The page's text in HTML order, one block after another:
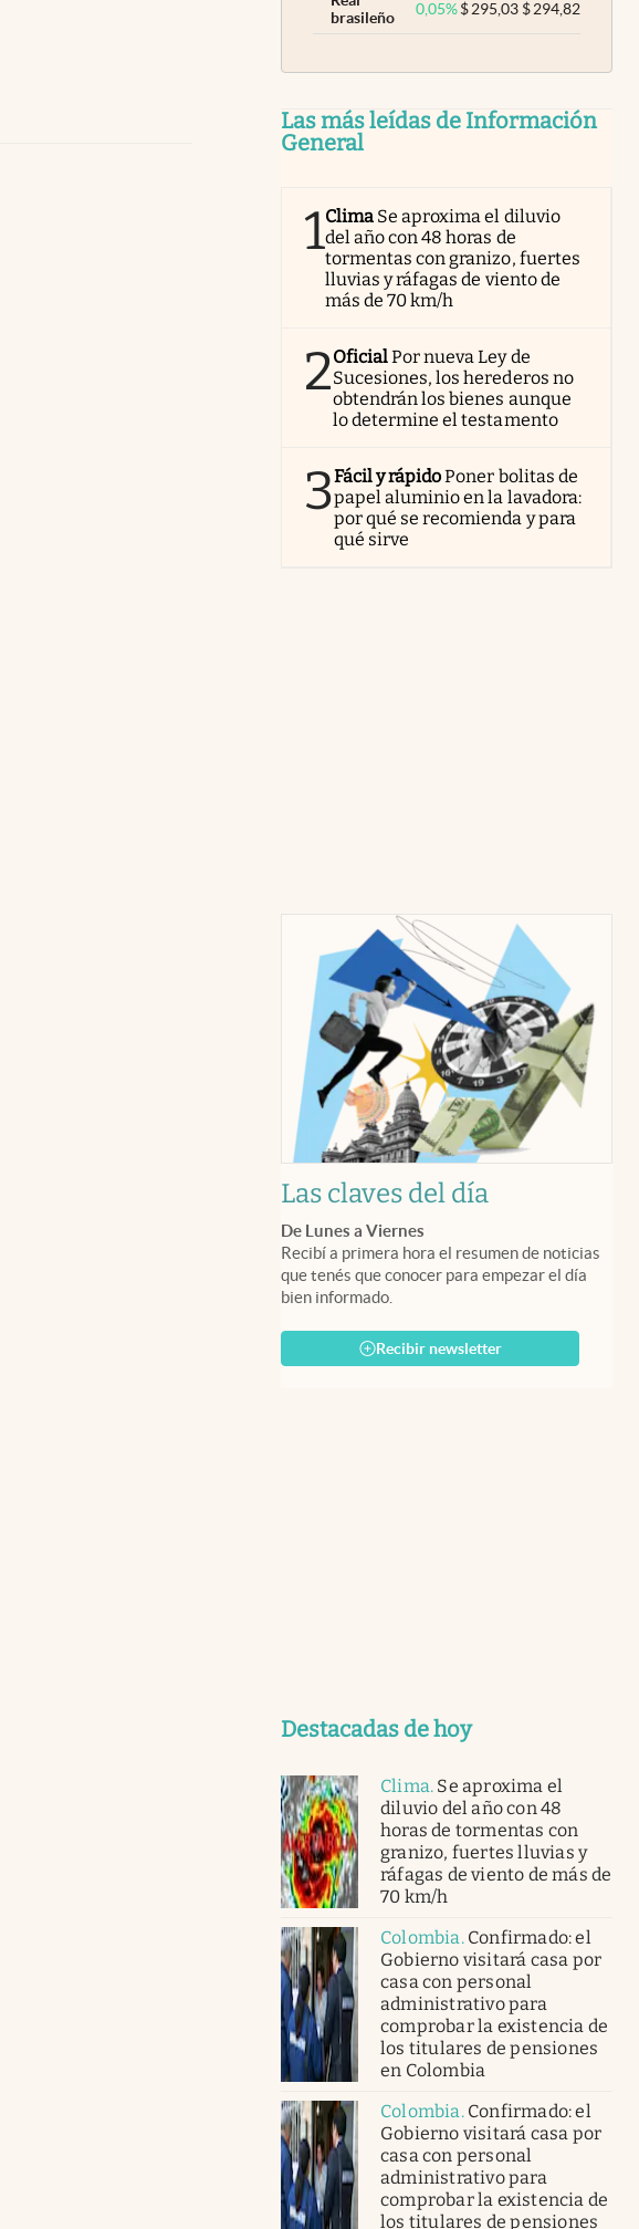
brasileño
0,05% $295,03 $294,82
Las más leídas de Información
General
1Clima Se aproxima el diluvio
del año con 48 horas de
tormentas con granizo, fuertes
lluvias y ráfagas de viento de
más de 70 km/h
2OficialPor nueva Ley de
Sucesiones, los herederos no
obtendrán los bienes aunque
lo determine el testamento
3Fácil y rápidoPoner bolitas de
papel aluminio en la lavadora:
por qué se recomienda y para
qué sirve
Las claves del día
De Lunes a Viernes
Recibí a primera hora el resumen de noticias
que tenés que conocer para empezar el día
bien informado.
Recibir newsletter
Destacadas de hoy
Clima. Se aproxima el
diluvio del año con 48
horas de tormentas con
granizo, fuertes lluvias y
ráfagas de viento de más de
70 km/h
Colombia. Confirmado: el
Gobierno visitará casa por
casa con personal
administrativo para
comprobar la existencia de
los titulares de pensiones
en Colombia
Colombia. Confirmado: el
Gobierno visitará casa por
casa con personal
administrativo para
comprobar la existencia de
los titulares de pensiones